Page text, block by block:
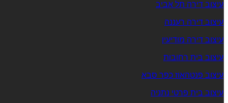
עיצוב דירה תל אביב
עיצוב דירה רעננה
עיצוב דירה מודיעין
עיצוב בית רחובות
עיצוב פנטהאוז כפר סבא
עיצוב בית פרטי נתניה